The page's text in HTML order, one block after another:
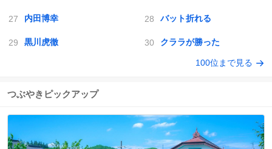
内田博幸 バット折れる
黒川虎徹 クララが勝った
100位まで見る
つぶやきピックアップ